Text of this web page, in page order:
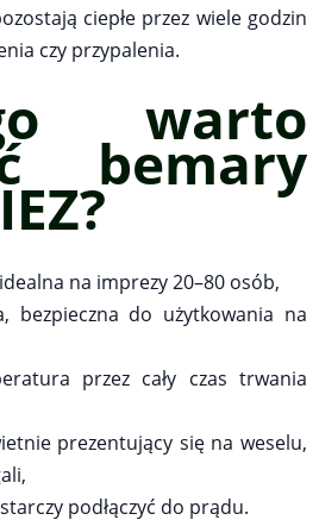
ciepłe przez wiele godzin
czy przypalenia.
warto
bemary
na imprezy 20–80 osób,
bezpieczna do użytkowania na
przez cały czas trwania
prezentujący się na weselu,
podłączyć do prądu.